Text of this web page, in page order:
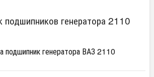
подшипников генератора 2110
подшипник генератора ВАЗ 2110